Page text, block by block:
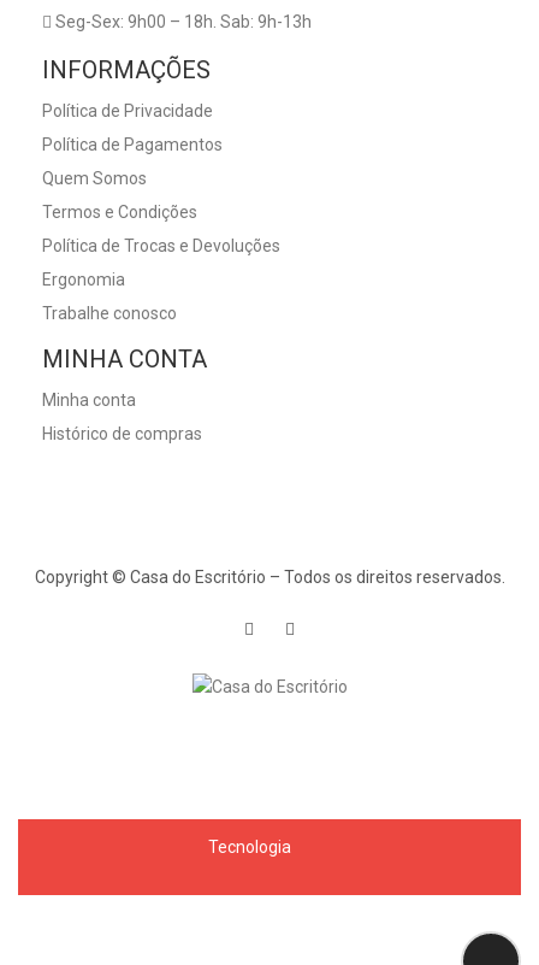
Seg-Sex: 9h00 – 18h. Sab: 9h-13h
INFORMAÇÕES
Política de Privacidade
Política de Pagamentos
Quem Somos
Termos e Condições
Política de Trocas e Devoluções
Ergonomia
Trabalhe conosco
MINHA CONTA
Minha conta
Histórico de compras
Copyright © Casa do Escritório – Todos os direitos reservados.
Tecnologia